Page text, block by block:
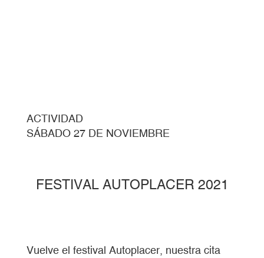
ACTIVIDAD
SÁBADO 27 DE NOVIEMBRE
FESTIVAL AUTOPLACER 2021
Vuelve el festival Autoplacer, nuestra cita